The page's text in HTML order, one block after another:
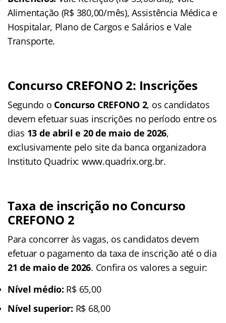
Alimentação (R$ 380,00/mês), Assistência Médica e
Hospitalar, Plano de Cargos e Salários e Vale
Transporte.
Concurso CREFONO 2: Inscrições
Segundo o Concurso CREFONO 2, os candidatos
devem efetuar suas inscrições no período entre os
dias 13 de abril e 20 de maio de 2026,
exclusivamente pelo site da banca organizadora
Instituto Quadrix: www.quadrix.org.br.
Taxa de inscrição no Concurso
CREFONO 2
Para concorrer às vagas, os candidatos devem
efetuar o pagamento da taxa de inscrição até o dia
21 de maio de 2026. Confira os valores a seguir:
Nível médio: R$ 65,00
Nível superior: R$ 68,00